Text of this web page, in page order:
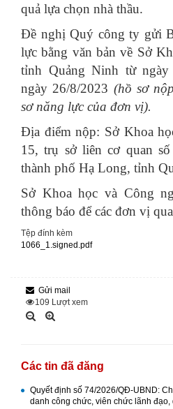
quả lựa chọn nhà thầu.
Đề nghị Quý công ty gửi
lực bằng văn bản về Sở
tỉnh Quảng Ninh từ ngày
ngày 26/8/2023 (hồ sơ
sơ năng lực của đơn vị).
Địa điểm nộp: Sở Khoa
15, trụ sở liên cơ quan
thành phố Hạ Long, tỉnh
Sở Khoa học và Công
thông báo để các đơn vị
Tệp đính kèm
1066_1.signed.pdf
Gửi mail
109 Lượt xem
Các tin đã đăng
Quyết định số 74/2026/QĐ-UBND:
danh công chức, viên chức lãnh đạo,